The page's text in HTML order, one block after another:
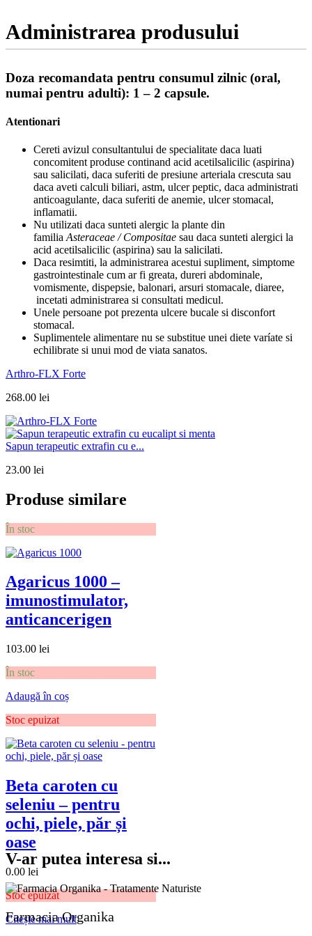
Administrarea produsului
Doza recomandata pentru consumul zilnic (oral,
numai pentru adulti): 1 – 2 capsule.
Atentionari
Cereti avizul consultantului de specialitate daca luati
concomitent produse continand acid acetilsalicilic (aspirina)
sau salicilati, daca suferiti de presiune arteriala crescuta sau
daca aveti calculi biliari, astm, ulcer peptic, daca administrati
anticoagulante, daca suferiti de anemie, ulcer stomacal,
inflamatii.
Nu utilizati daca sunteti alergic la plante din
familia Asteraceae / Compositae sau daca sunteti alergici la
acid acetilsalicilic (aspirina) sau la salicilati.
Daca resimtiti, la administrarea acestui supliment, simptome
gastrointestinale cum ar fi greata, dureri abdominale,
vomismente, dispepsie, balonari, arsuri stomacale, diaree,
incetati administrarea si consultati medicul.
Unele persoane pot prezenta ulcere bucale si disconfort
stomacal.
Suplimentele alimentare nu se substitue unei diete varíate si
echilibrate si unui mod de viata sanatos.
Arthro-FLX Forte
268.00 lei
Sapun terapeutic extrafin cu e...
23.00 lei
Produse similare
În stoc
Agaricus 1000 –
imunostimulator,
anticancerigen
103.00 lei
În stoc
Adaugă în coș
Stoc epuizat
Beta caroten cu
seleniu – pentru
ochi, piele, păr și
oase
0.00 lei
Stoc epuizat
Citește mai mult
V-ar putea interesa si...
Farmacia Organika